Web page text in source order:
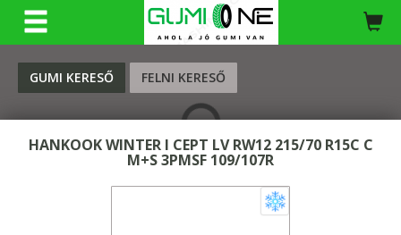
GUMI KERESŐ FELNI KERESŐ
KERESÉS
HANKOOK WINTER I CEPT LV RW12 215/70 R15C C
M+S 3PMSF 109/107R